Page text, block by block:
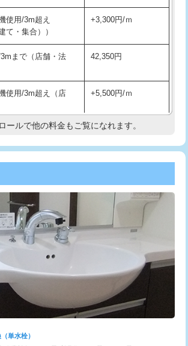
㎝以上） 66,000円
（厚さ10㎝まで） 27,500円
（厚さ10㎝超え）
さ10㎝まで）
さ10㎝超え） 38,500円
38,500円
現場見積
までの価格です。
合水栓） 16,500円
ル加工)
ンド止め) 3,300円
持金具設置) 5,500円
温材使用（バンド止
5,500円
の掘削・埋め戻し作
11,000円
ビ管（VP・HI）使
33,000円
ビ管（VP・HI）使
え)
イニング鋼管・銅
管使用/3ｍまで)
44,000円
ニング鋼管・銅
使用/3m超え
て・集合））
+3,300円/ｍ
まで（店舗・法
42,350円
使用/3m超え（店
+5,500円/ｍ
現地調査
まで
用/3m超え +3,300円
33,000円
防水処理・清掃・修
加工など（軽作業）
11,000円
防水処理・清掃・修
加工など（中作業）
22,000円
ールで他の料金もご覧になれます。
単水栓）